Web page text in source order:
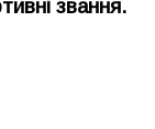
звання.